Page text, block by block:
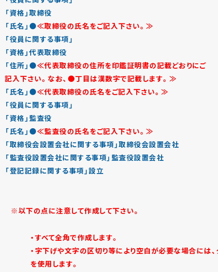
「資格」取締役
「氏名」●≪取締役の氏名をご記入下さい。≫
「役員に関する事項」
「資格」代表取締役
「住所」●≪代表取締役の住所を印鑑証明書の記載どおりにご
記入下さい。なお、●丁目は漢数字で記載します。≫
「氏名」●≪代表取締役の氏名をご記入下さい。≫
「役員に関する事項」
「資格」監査役
「氏名」●≪監査役の氏名をご記入下さい。≫
「取締役会設置会社に関する事項」取締役会設置会社
「監査役設置会社に関する事項」監査役設置会社
「登記記録に関する事項」設立
※以下の点に注意して作成して下さい。
・すべて全角で作成します。
・字下げや文字の区切り等により空白が必要な場合には、
を使用します。